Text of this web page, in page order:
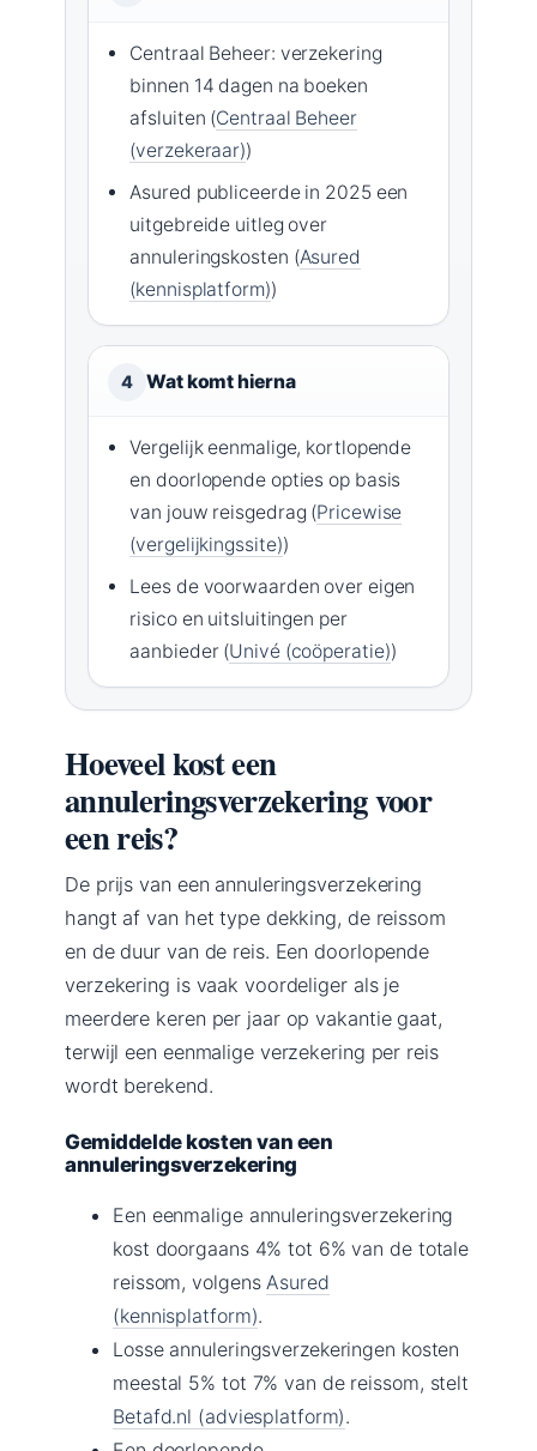
Centraal Beheer: verzekering
binnen 14 dagen na boeken
afsluiten (Centraal Beheer
(verzekeraar))
Asured publiceerde in 2025 een
uitgebreide uitleg over
annuleringskosten (Asured
(kennisplatform))
4 Wat komt hierna
Vergelijk eenmalige, kortlopende
en doorlopende opties op basis
van jouw reisgedrag (Pricewise
(vergelijkingssite))
Lees de voorwaarden over eigen
risico en uitsluitingen per
aanbieder (Univé (coöperatie))
Hoeveel kost een
annuleringsverzekering voor
een reis?
De prijs van een annuleringsverzekering
hangt af van het type dekking, de reissom
en de duur van de reis. Een doorlopende
verzekering is vaak voordeliger als je
meerdere keren per jaar op vakantie gaat,
terwijl een eenmalige verzekering per reis
wordt berekend.
Gemiddelde kosten van een
annuleringsverzekering
Een eenmalige annuleringsverzekering
kost doorgaans 4% tot 6% van de totale
reissom, volgens Asured
(kennisplatform).
Losse annuleringsverzekeringen kosten
meestal 5% tot 7% van de reissom, stelt
Betafd.nl (adviesplatform).